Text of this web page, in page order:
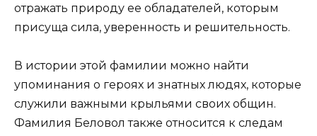
отражать природу ее обладателей, которым
присуща сила, уверенность и решительность.
В истории этой фамилии можно найти
упоминания о героях и знатных людях, которые
служили важными крыльями своих общин.
Фамилия Беловол также относится к следам